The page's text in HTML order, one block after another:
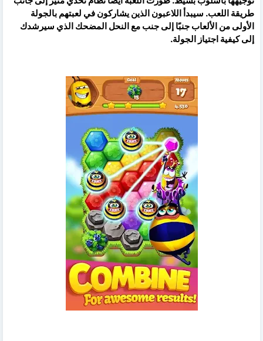
طريقة اللعب. سيبدأ اللاعبون الذين يشاركون في لعبتهم بالجولة
الأولى من الألعاب جنبًا إلى جنب مع النحل المضحك الذي سيرشدك
إلى كيفية اجتياز الجولة.